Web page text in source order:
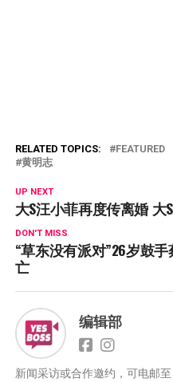
RELATED TOPICS: FEATURED
黄明志
UP NEXT
大S汪小菲再度传离婚 大
DON'T MISS
“草东没有派对”26岁鼓
亡
编辑部
新闻采访或合作邀约，可电邮至